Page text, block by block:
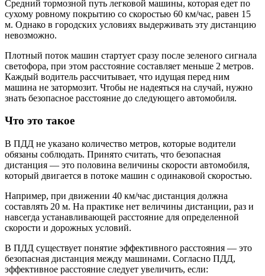
Средний тормозной путь легковой машины, которая едет по
сухому ровному покрытию со скоростью 60 км/час, равен 15
м. Однако в городских условиях выдерживать эту дистанцию
невозможно.
Плотный поток машин стартует сразу после зеленого сигнала
светофора, при этом расстояние составляет меньше 2 метров.
Каждый водитель рассчитывает, что идущая перед ним
машина не затормозит. Чтобы не надеяться на случай, нужно
знать безопасное расстояние до следующего автомобиля.
Что это такое
В ПДД не указано количество метров, которые водители
обязаны соблюдать. Принято считать, что безопасная
дистанция — это половина величины скорости автомобиля,
который двигается в потоке машин с одинаковой скоростью.
Например, при движении 40 км/час дистанция должна
составлять 20 м. На практике нет величины дистанции, раз и
навсегда устанавливающей расстояние для определенной
скорости и дорожных условий.
В ПДД существует понятие эффективного расстояния — это
безопасная дистанция между машинами. Согласно ПДД,
эффективное расстояние следует увеличить, если: